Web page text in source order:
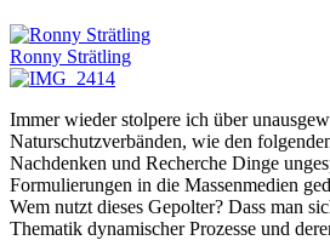
Ronny Strätling
Immer wieder stolpere ich über
Naturschutzverbänden, wie den
Nachdenken und Recherche Dinge
Formulierungen in die Massenmedien
Wem nutzt dieses Gepolter? Dass man
Thematik dynamischer Prozesse und